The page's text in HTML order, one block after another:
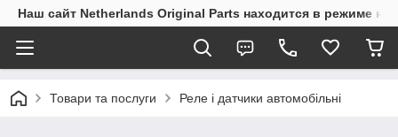
Наш сайт Netherlands Original Parts находится в режиме
Товари та послуги Реле і датчики автомобільні